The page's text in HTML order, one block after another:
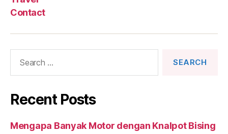
Contact
Recent Posts
Mengapa Banyak Motor dengan Knalpot Bising